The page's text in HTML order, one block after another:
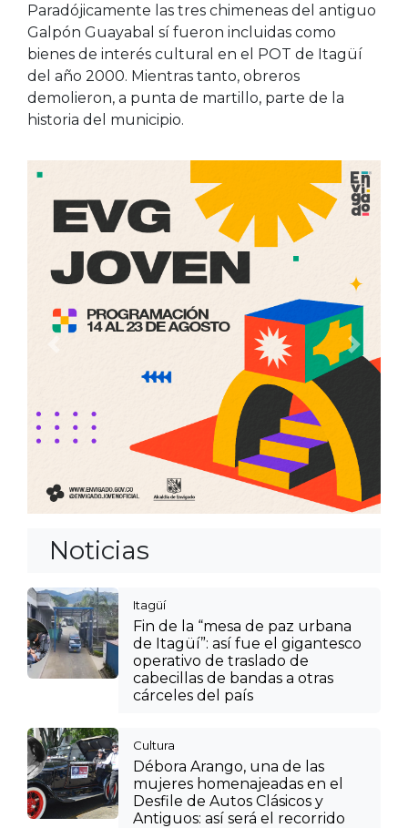
Paradójicamente las tres chimeneas del antiguo
Galpón Guayabal sí fueron incluidas como
bienes de interés cultural en el POT de Itagüí
del año 2000. Mientras tanto, obreros
demolieron, a punta de martillo, parte de la
historia del municipio.
Noticias
Itagüí
Fin de la “mesa de paz urbana
de Itagüí”: así fue el gigantesco
operativo de traslado de
cabecillas de bandas a otras
cárceles del país
Cultura
Débora Arango, una de las
mujeres homenajeadas en el
Desfile de Autos Clásicos y
Antiguos: así será el recorrido